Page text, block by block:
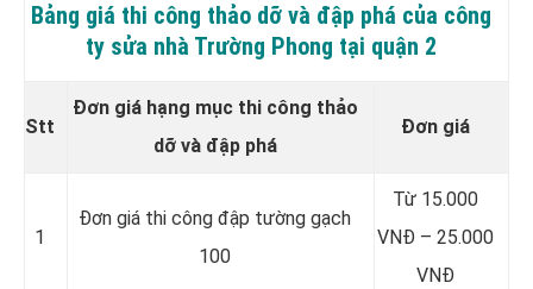
Bảng giá thi công thảo dỡ và đập phá của công
ty sửa nhà Trường Phong tại quận 2
Stt
Đơn giá hạng mục thi công thảo
dỡ và đập phá
Đơn giá
1
Đơn giá thi công đập tường gạch
100
Từ 15.000
VNĐ – 25.000
VNĐ